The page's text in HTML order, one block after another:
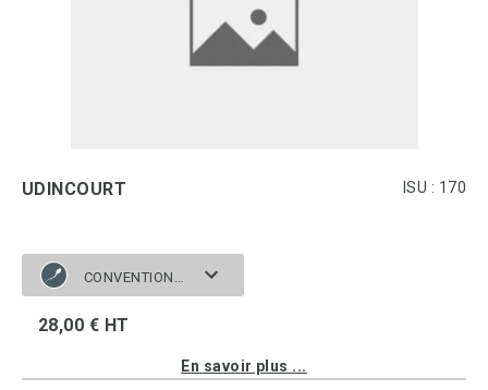
UDINCOURT ISU : 170
CONVENTIONNELLE
28,00 € HT
En savoir plus ...